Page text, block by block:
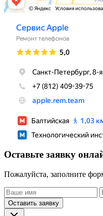
Оставьте заявку
Пожалуйста, заполните
Оставить заявку